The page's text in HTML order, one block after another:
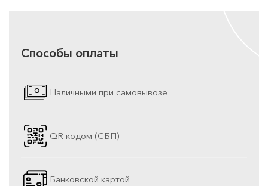
Способы оплаты
Наличными при самовывозе
QR кодом (СБП)
Банковской картой